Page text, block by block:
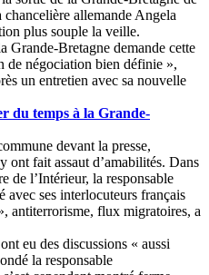
allemande Angela
plus souple la veille.
Grande-Bretagne demande cette
de négociation bien définie »,
un entretien avec sa nouvelle
du temps à la Grande-
devant la presse,
ont fait assaut d’amabilités. Dans
de l’Intérieur, la responsable
ses interlocuteurs français
antiterrorisme, flux migratoires, a
eu des discussions « aussi
la responsable